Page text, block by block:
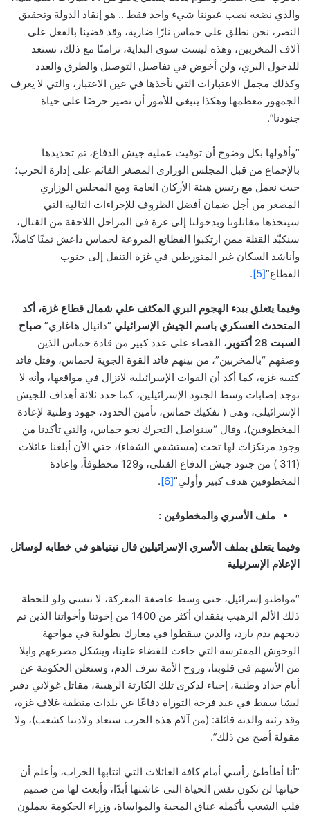
والذي نضعه نصب عيوننا شيء واحد فقط .. هو إنقاذ الدولة وتحقيق
النصر، نحن نطلق على حماس نارًا ضارية، وقد قضينا بالفعل على
آلاف المخربين، وهذه ليست سوى البداية، تزامنًا مع ذلك، نستعد
للدخول البري، ولن أخوض في تفاصيل التوصيل والطرق والعدد
وكذلك مجمل الاعتبارات التي نأخذها في عين الاعتبار، والتي لا يعرف
الجمهور معظمها وهكذا ينبغي للأمور أن تصير حرصًا على حياة
جنودنا”.
“وأقولها بكل وضوح أن توقيت عملية جيش الدفاع، تم تحديدها
بالإجماع من قبل المجلس الوزاري المصغر القائم على إدارة الحرب؛
حيث نعمل مع رئيس هيئة الأركان العامة ومع المجلس الوزاري
المصغر من أجل ضمان أفضل الظروف للإجراءات التالية التي
سيتخذها مقاتلونا وبدخولنا إلى غزة في المراحل اللاحقة من القتال،
سنكبّد القتلة ممن ارتكبوا الفظائع المروعة لحماس داعش ثمنًا كاملاً،
وأناشد السكان غير المتورطين في غزة التنقل إلى جنوب
القطاع”[5]
.
وفيما يتعلق ببدء الهجوم البري المكثف علي شمال قطاع غزة، أكد
المتحدث العسكري باسم الجيش الإسرائيلي “دانيال هاغاري” صباح
السبت 28 أكتوبر
، القضاء علي عدد كبير من قادة حماس الذين
وصفهم “بالمخربين”، من بينهم قائد القوة الجوية لحماس، وقتل قائد
كتيبة غزة، كما أكد أن القوات الإسرائيلية لاتزال في مواقعها، وأنه لا
توجد إصابات وسط الجنود الإسرائيلين، كما حدد ثلاثة أهداف للجيش
الإسرائيلي، وهي ( تفكيك حماس، تأمين الحدود، جهود وطنية لإعادة
المخطوفين)، وقال “سنواصل التحرك نحو حماس، والتي تأكدنا من
وجود مرتكزات لها تحت (مستشفي الشفاء)، حتي الأن أبلغنا عائلات
(311 ) من جنود جيش الدفاع القتلى، و129 مخطوفاً، وإعادة
المخطوفين هدف كبير وأولي”[6]
.
ملف الأسري والمخطوفين :
وفيما يتعلق بملف الأسري الإسرائيلين قال نيتياهو في خطابه لوسائل
الإعلام الإسرئيلية
“مواطنو إسرائيل، حتى وسط عاصفة المعركة، لا ننسى ولو للحظة
ذلك الألم الرهيب بفقدان أكثر من 1400 من إخوتنا وأخواتنا الذين تم
ذبحهم بدم بارد، والذين سقطوا في معارك بطولية في مواجهة
الوحوش المفترسة التي جاءت للقضاء علينا، ويشكل مصرعهم وابلا
من الأسهم في قلوبنا، وروح الأمة تنزف الدم، وستعلن الحكومة عن
أيام حداد وطنية، إحياء لذكرى تلك الكارثة الرهيبة، مقاتل غولاني دفير
ليشا سقط في عيد فرحة التوراة دفاعًا عن بلدات منطقة غلاف غزة،
وقد رثته والدته قائلة: (من آلام هذه الحرب ستعاد ولادتنا كشعب)، ولا
مقولة أصح من ذلك”.
“أنا أطأطئ رأسي أمام كافة العائلات التي انتابها الخراب، وأعلم أن
حياتها لن تكون نفس الحياة التي عاشتها أبدًا، وأبعث لها من صميم
قلب الشعب بأكمله عناق المحبة والمواساة، وزراء الحكومة يعملون